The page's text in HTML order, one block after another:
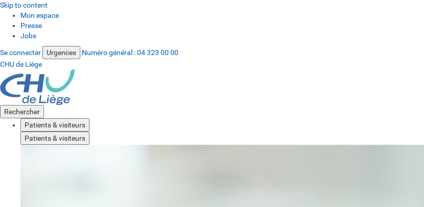
Skip to content
Mon espace
Presse
Jobs
Se connecter Urgences Numéro général :04 323 00 00
CHU de Liège
Rechercher
Patients & visiteurs
Patients & visiteurs